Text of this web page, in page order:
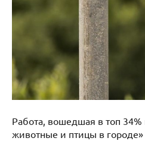
Работа, вошедшая в топ
животные и птицы в городе»